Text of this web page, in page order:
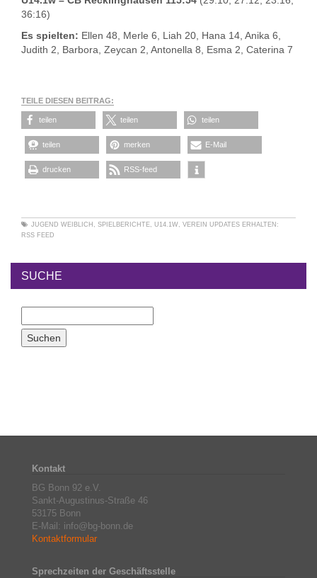
36:16)
Es spielten: Ellen 48, Merle 6, Liah 20, Hana 14, Anika 6,
Judith 2, Barbora, Zeycan 2, Antonella 8, Esma 2, Caterina 7
TEILE DIESEN BEITRAG:
teilen teilen teilen
teilen merken E-Mail
drucken RSS-feed
JUGEND WEIBLICH , SPIELBERICHTE, U14.1W, VEREIN UPDATES ERHALTEN:
RSS FEED
SUCHE
Kontakt
BG Bonn 92 e.V.
Sankt-Augustinus-Straße 46
53175 Bonn
E-Mail: info@bg-bonn.de
Kontaktformular
Sprechzeiten der Geschäftsstelle